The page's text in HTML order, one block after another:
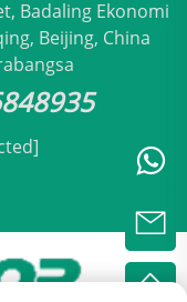
Badaling Ekonomi
Beijing, China